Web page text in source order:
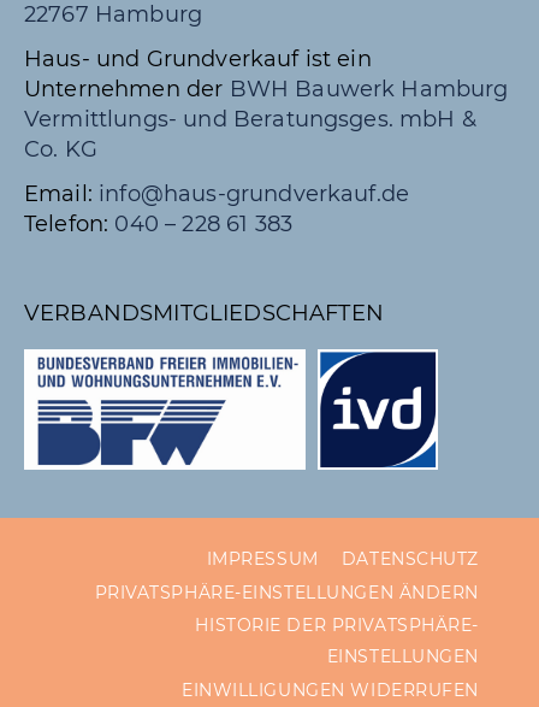
22767 Hamburg
Haus- und Grundverkauf ist ein
Unternehmen der BWH Bauwerk Hamburg
Vermittlungs- und Beratungsges. mbH &
Co. KG
Email: info@haus-grundverkauf.de
Telefon: 040 – 228 61 383
VERBANDS­MITGLIED­SCHAFTEN
IMPRESSUM
DATENSCHUTZ
PRIVATSPHÄRE-EINSTELLUNGEN ÄNDERN
HISTORIE DER PRIVATSPHÄRE-
EINSTELLUNGEN
EINWILLIGUNGEN WIDERRUFEN